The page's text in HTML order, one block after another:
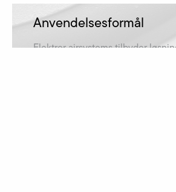
Anvendelsesformål
Elektror airsystems tilbyder